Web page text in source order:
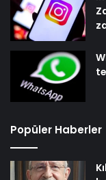
Popüler Haberler